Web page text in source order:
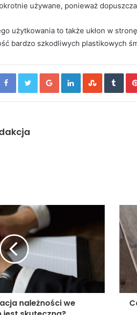
używane, ponieważ
użytkowania to także ukłon w
bardzo szkodliwych plastikowych
FacebookTwitterGoogle+LinkedIn
należności we